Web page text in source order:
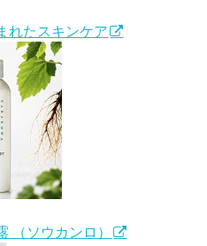
たスキンケア
ソウカンロ）